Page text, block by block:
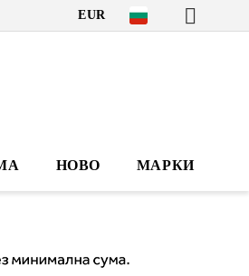
EUR
НОВО МАРКИ